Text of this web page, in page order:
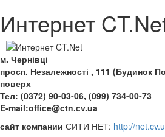
Интернет
м. Чернівці
просп. Незалежності , 111 (Будинок
поверх
Тел: (0372) 90-03-06, (099) 734-00-73
E-mail:office@ctn.cv.ua
сайт компании СИТИ НЕТ: http://